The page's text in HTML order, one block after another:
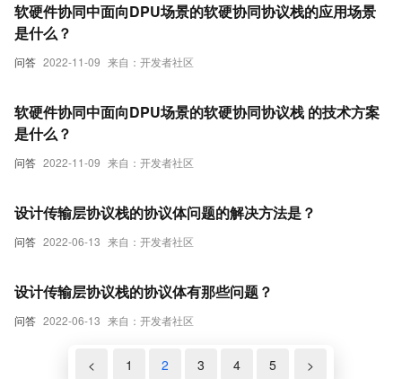
问答 2022-11-09 来自：开发者社区
软硬件协同中面向DPU场景的软硬协同协议栈的应用场景
是什么？
问答 2022-11-09 来自：开发者社区
软硬件协同中面向DPU场景的软硬协同协议栈 的技术方案
是什么？
问答 2022-06-13 来自：开发者社区
设计传输层协议栈的协议体问题的解决方法是？
问答 2022-06-13 来自：开发者社区
设计传输层协议栈的协议体有那些问题？
< 1 2 3 4 5 >